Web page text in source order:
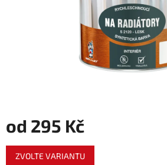
od 295 Kč
Měrná
cena:
ZVOLTE VARIANTU